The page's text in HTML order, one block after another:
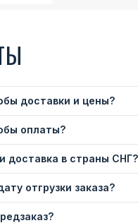
доставки и цены?
оплаты?
доставка в страны СНГ?
отгрузки заказа?